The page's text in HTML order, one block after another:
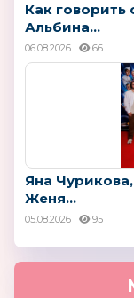
Как
Альбина...
06.08.2026 66
Яна
Женя...
05.08.2026 95